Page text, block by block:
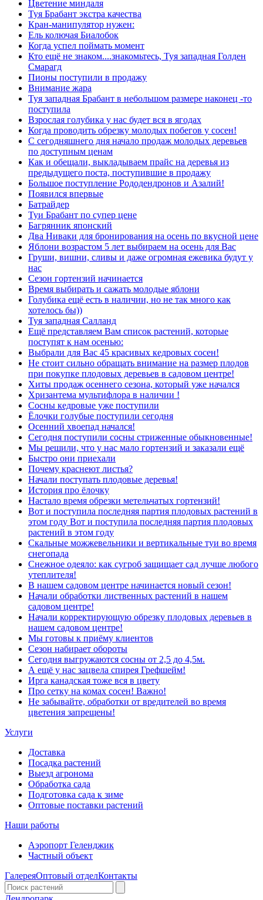
Цветение миндаля
Туя Брабант экстра качества
Кран-манипулятор нужен:
Ель колючая Биалобок
Когда успел поймать момент
Кто ещё не знаком....знакомьтесь, Туя западная Голден
Смарагд
Пионы поступили в продажу
Внимание жара
Туя западная Брабант в небольшом размере наконец -то
поступила
Взрослая голубика у нас будет вся в ягодах
Когда проводить обрезку молодых побегов у сосен!
С сегодняшнего дня начало продаж молодых деревьев
по доступным ценам
Как и обещали, выкладываем прайс на деревья из
предыдущего поста, поступившие в продажу
Большое поступление Рододендронов и Азалий!
Появился впервые
Батрайдер
Туи Брабант по супер цене
Багрянник японский
Два Ниваки для бронирования на осень по вкусной цене
Яблони возрастом 5 лет выбираем на осень для Вас
Груши, вишни, сливы и даже огромная ежевика будут у
нас
Сезон гортензий начинается
Время выбирать и сажать молодые яблони
Голубика ещё есть в наличии, но не так много как
хотелось бы))
Туя западная Салланд
Ещё представляем Вам список растений, которые
поступят к нам осенью:
Выбрали для Вас 45 красивых кедровых сосен!
Не стоит сильно обращать внимание на размер плодов
при покупке плодовых деревьев в садовом центре!
Хиты продаж осеннего сезона, который уже начался
Хризантема мультифлора в наличии !
Сосны кедровые уже поступили
Ёлочки голубые поступили сегодня
Осенний хвоепад начался!
Сегодня поступили сосны стриженные обыкновенные!
Мы решили, что у нас мало гортензий и заказали ещё
Быстро они приехали
Почему краснеют листья?
Начали поступать плодовые деревья!
История про ёлочку
Настало время обрезки метельчатых гортензий!
Вот и поступила последняя партия плодовых растений в
этом году Вот и поступила последняя партия плодовых
растений в этом году
Скальные можжевельники и вертикальные туи во время
снегопада
Снежное одеяло: как сугроб защищает сад лучше любого
утеплителя!
В нашем садовом центре начинается новый сезон!
Начали обработки лиственных растений в нашем
садовом центре!
Начали корректирующую обрезку плодовых деревьев в
нашем садовом центре!
Мы готовы к приёму клиентов
Сезон набирает обороты
Сегодня выгружаются сосны от 2,5 до 4,5м.
А ещё у нас зацвела спирея Грефшейм!
Ирга канадская тоже вся в цвету
Про сетку на комах сосен! Важно!
Не забывайте, обработки от вредителей во время
цветения запрещены!
Услуги
Доставка
Посадка растений
Выезд агронома
Обработка сада
Подготовка сада к зиме
Оптовые поставки растений
Наши работы
Аэропорт Геленджик
Частный объект
ГалереяОптовый отделКонтакты